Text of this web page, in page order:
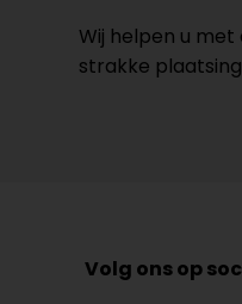
Wij helpen u
strakke
Volg ons op